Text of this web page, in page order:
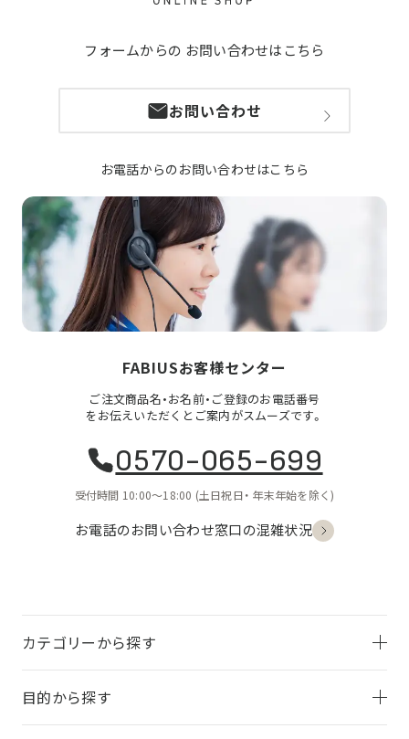
フォームからの お問い合わせはこちら
お問い合わせ
お電話からのお問い合わせはこちら
FABIUSお客様センター
ご注文商品名・お名前・ご登録のお電話番号
をお伝えいただくとご案内がスムーズです。
0570-065-699
受付時間 10:00〜18:00 (土日祝日・ 年末年始を除く)
お電話のお問い合わせ窓口の混雑状況
カテゴリーから探す
目的から探す